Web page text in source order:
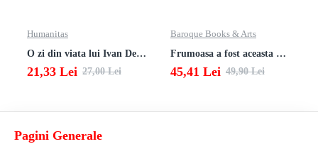
Humanitas
O zi din viata lui Ivan Denisovici
21,33 Lei 27,00 Lei
Baroque Books & Arts
Frumoasa a fost aceasta viata. totusi.
45,41 Lei 49,90 Lei
Pagini Generale